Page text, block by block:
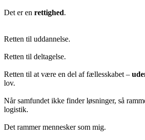
Det er en rettighed.
Retten til uddannelse.
Retten til deltagelse.
Retten til at være en del af fællesskabet –
lov.
Når samfundet ikke finder løsninger, så
logistik.
Det rammer mennesker som mig.